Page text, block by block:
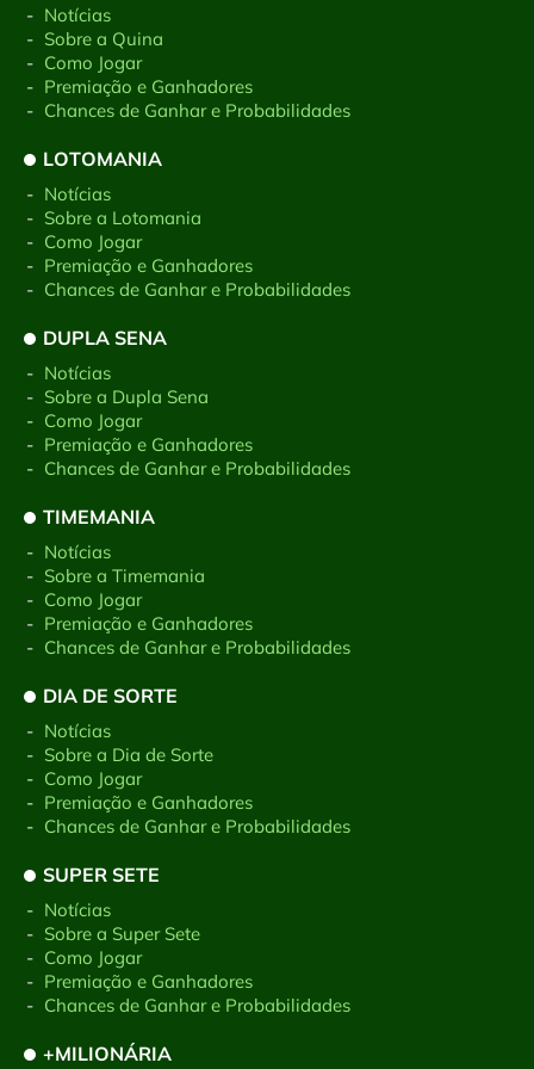
- Notícias
- Sobre a Quina
- Como Jogar
- Premiação e Ganhadores
- Chances de Ganhar e Probabilidades
LOTOMANIA
- Notícias
- Sobre a Lotomania
- Como Jogar
- Premiação e Ganhadores
- Chances de Ganhar e Probabilidades
DUPLA SENA
- Notícias
- Sobre a Dupla Sena
- Como Jogar
- Premiação e Ganhadores
- Chances de Ganhar e Probabilidades
TIMEMANIA
- Notícias
- Sobre a Timemania
- Como Jogar
- Premiação e Ganhadores
- Chances de Ganhar e Probabilidades
DIA DE SORTE
- Notícias
- Sobre a Dia de Sorte
- Como Jogar
- Premiação e Ganhadores
- Chances de Ganhar e Probabilidades
SUPER SETE
- Notícias
- Sobre a Super Sete
- Como Jogar
- Premiação e Ganhadores
- Chances de Ganhar e Probabilidades
+MILIONÁRIA